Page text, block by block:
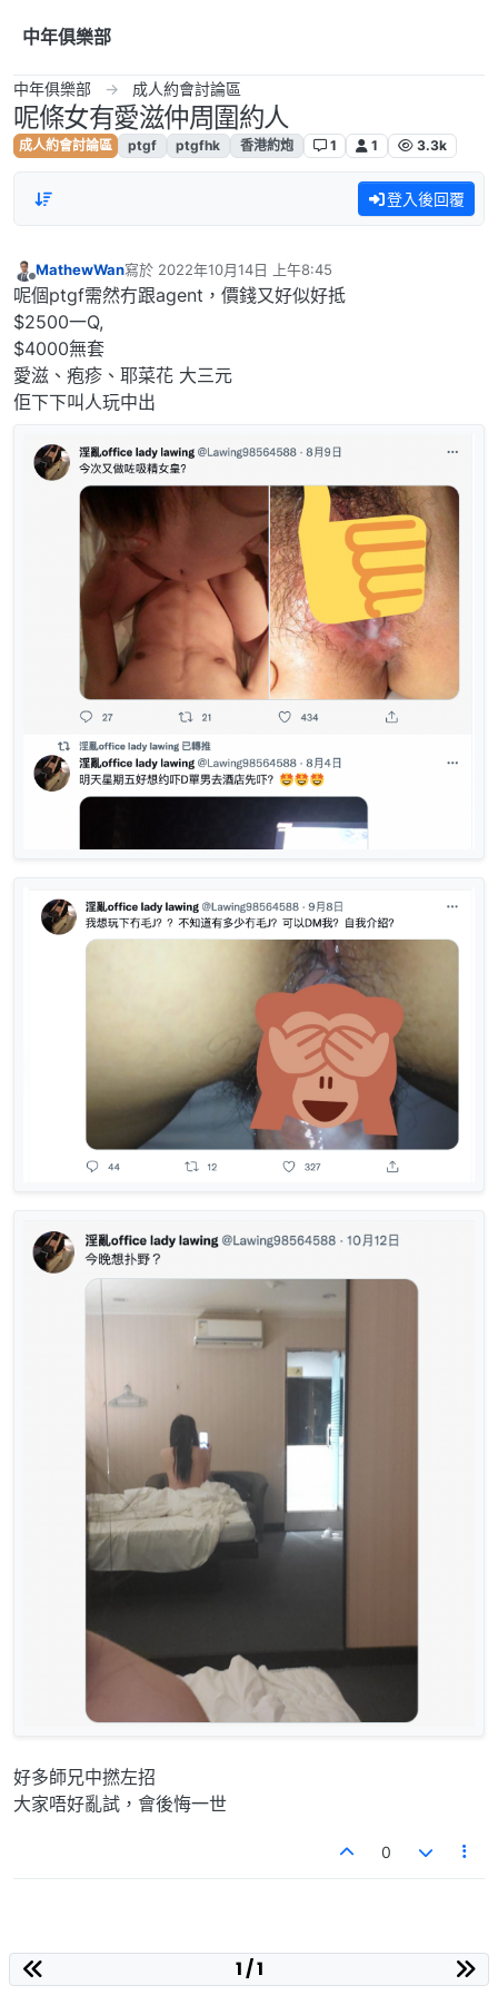
中年俱樂部
中年俱樂部 成人約會討論區
呢條女有愛滋仲周圍約人
成人約會討論區 ptgf ptgfhk 香港約炮 1 1 3.3k
登入後回覆
離線
MathewWan寫於 2022年10月14日 上午8:45
最後由 編輯
呢個ptgf需然冇跟agent，價錢又好似好抵
$2500一Q,
$4000無套
愛滋、疱疹、耶菜花 大三元
佢下下叫人玩中出
好多師兄中撚左招
大家唔好亂試，會後悔一世
0
1 / 1